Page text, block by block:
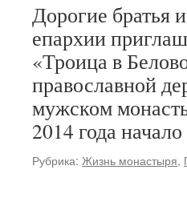
Дорогие братья
епархии
«Троица в
православной
мужском
2014 года
Рубрика: Жизнь монастыря,